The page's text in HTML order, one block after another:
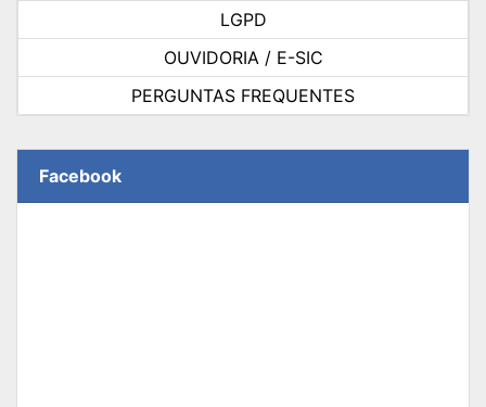
LGPD
OUVIDORIA / E-SIC
PERGUNTAS FREQUENTES
Facebook